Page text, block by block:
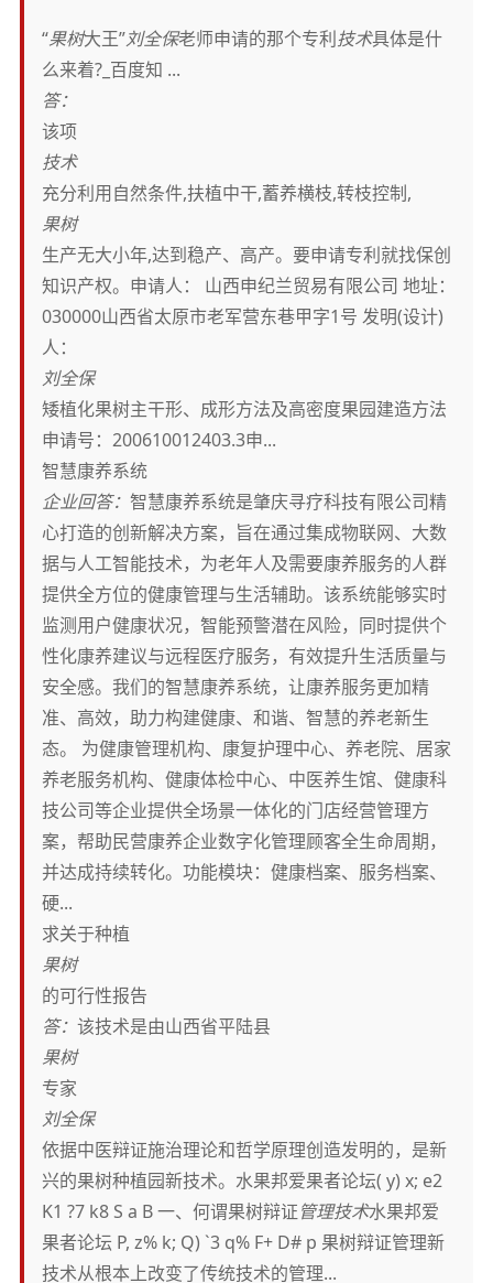
“果树大王”刘全保老师申请的那个专利技术具体是什
么来着?_百度知 ...
答：
该项
技术
充分利用自然条件,扶植中干,蓄养横枝,转枝控制,
果树
生产无大小年,达到稳产、高产。要申请专利就找保创
知识产权。申请人： 山西申纪兰贸易有限公司 地址：
030000山西省太原市老军营东巷甲字1号 发明(设计)
人：
刘全保
矮植化果树主干形、成形方法及高密度果园建造方法
申请号：200610012403.3申...
智慧康养系统
企业回答： 智慧康养系统是肇庆寻疗科技有限公司精
心打造的创新解决方案，旨在通过集成物联网、大数
据与人工智能技术，为老年人及需要康养服务的人群
提供全方位的健康管理与生活辅助。该系统能够实时
监测用户健康状况，智能预警潜在风险，同时提供个
性化康养建议与远程医疗服务，有效提升生活质量与
安全感。我们的智慧康养系统，让康养服务更加精
准、高效，助力构建健康、和谐、智慧的养老新生
态。 为健康管理机构、康复护理中心、养老院、居家
养老服务机构、健康体检中心、中医养生馆、健康科
技公司等企业提供全场景一体化的门店经营管理方
案，帮助民营康养企业数字化管理顾客全生命周期，
并达成持续转化。功能模块：健康档案、服务档案、
硬...
求关于种植
果树
的可行性报告
答： 该技术是由山西省平陆县
果树
专家
刘全保
依据中医辩证施治理论和哲学原理创造发明的，是新
兴的果树种植园新技术。水果邦爱果者论坛( y) x; e2
K1 ?7 k8 S a B 一、何谓果树辩证管理技术水果邦爱
果者论坛 P, z% k; Q) `3 q% F+ D# p 果树辩证管理新
技术从根本上改变了传统技术的管理...